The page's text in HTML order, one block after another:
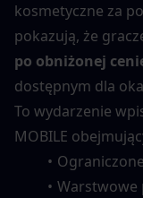
kosmetyczne za
pokazują, że
po obniżonej
dostępnym dla
To wydarzenie
MOBILE
Warstwowe